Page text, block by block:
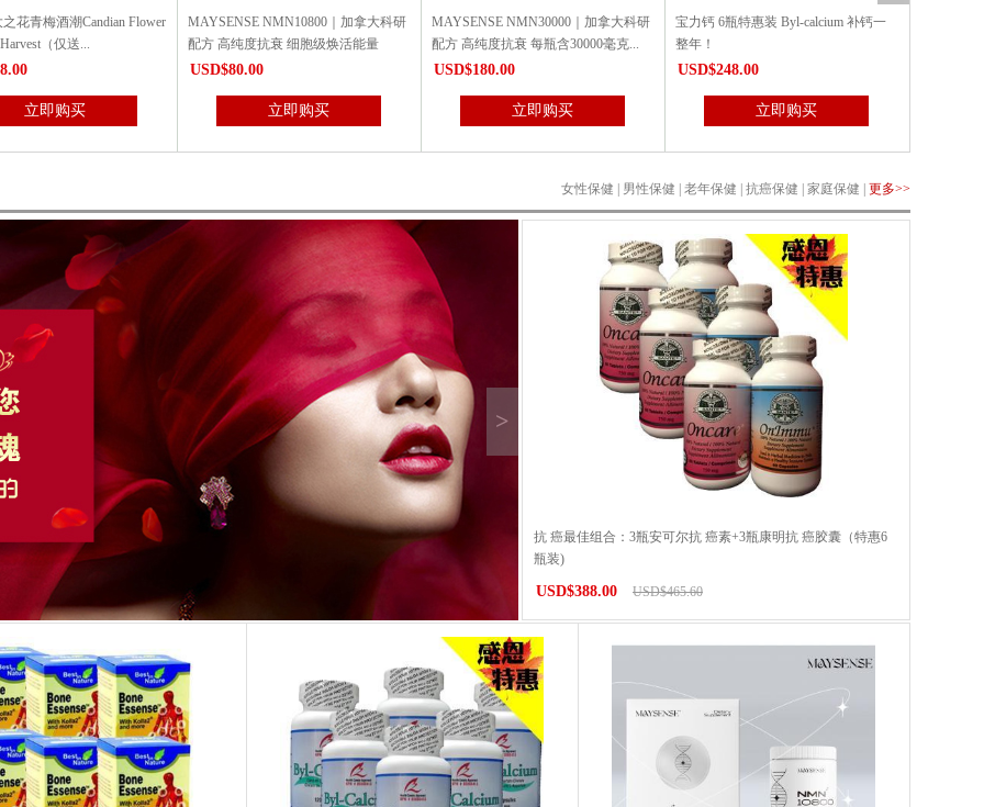
NMN10800｜加拿大科研
抗衰 细胞级焕活能量
立即购买
MAYSENSE NMN30000｜加拿大科研
配方 高纯度抗衰 每瓶含30000毫克...
USD$180.00
立即购买
宝力钙 6瓶特惠装 Byl-calcium 补钙一
整年！
USD$248.00
立即购买
抗 癌最佳组合：3瓶安可尔抗 癌素+3
瓶康明抗 癌胶囊（特惠6瓶装)
USD$388.00
立即购买
女性保健 男性保健 老年保健 抗癌保健 家庭保健 更多>>
>
抗 癌最佳组合：3瓶安可尔抗 癌素+3瓶康明抗 癌胶囊（特惠6
瓶装)
USD$388.00 USD$465.60